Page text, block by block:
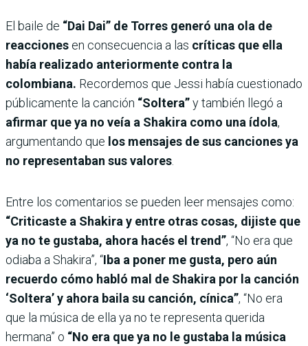
El baile de “Dai Dai” de Torres generó una ola de
reacciones en consecuencia a las críticas que ella
había realizado anteriormente contra la
colombiana. Recordemos que Jessi había cuestionado
públicamente la canción “Soltera”y también llegó a
afirmar que ya no veía a Shakira como una ídola,
argumentando que los mensajes de sus canciones ya
no representaban sus valores
Entre los comentarios se pueden leer mensajes como:
“Criticaste a Shakira y entre otras cosas, dijiste que
ya no te gustaba, ahora hacés el trend”, “No era que
odiaba a Shakira”, “Iba a poner me gusta, pero aún
recuerdo cómo habló mal de Shakira por la canción
‘Soltera’ y ahora baila su canción, cínica”, “No era
que la música de ella ya no te representa querida
hermana” o “No era que ya no le gustaba la música